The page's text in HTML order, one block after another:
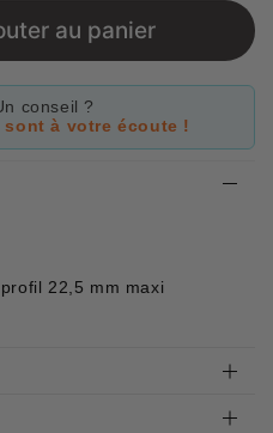
au panier
conseil ?
à votre écoute !
22,5 mm maxi